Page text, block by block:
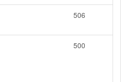
506
500